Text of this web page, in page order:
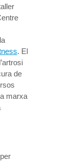
. El
de
marxa